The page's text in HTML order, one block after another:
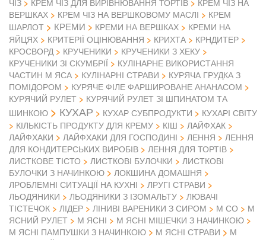
ЧІЗ
КРЕМ ЧІЗ ДЛЯ ВИРІВНЮВАННЯ ТОРТІВ
КРЕМ ЧІЗ НА
ВЕРШКАХ
КРЕМ ЧІЗ НА ВЕРШКОВОМУ МАСЛІ
КРЕМ
ШАРЛОТ
КРЕМИ КРЕМИ НА ВЕРШКАХ
КРЕМИ НА
ЯЙЦЯХ
КРИТЕРІЇ ОЦІНЮВАННЯ КРИХТА
КРНДИТЕР
КРОСВОРД
КРУЧЕНИКИ
КРУЧЕНИКИ З ХЕКУ
КРУЧЕНИКИ ЗІ СКУМБРІЇ
КУЛІНАРНЕ ВИКОРИСТАННЯ
ЧАСТИН М ЯСА
КУЛІНАРНІ СТРАВИ
КУРЯЧА ГРУДКА З
ПОМІДОРОМ
КУРЯЧЕ ФІЛЕ ФАРШИРОВАНЕ АНАНАСОМ
КУРЯЧИЙ РУЛЕТ
КУРЯЧИЙ РУЛЕТ ЗІ ШПИНАТОМ ТА
ШИНКОЮ
КУХАР КУХАР СУБПРОДУКТИ
КУХАРІ СВІТУ
КІЛЬКІСТЬ ПРОДУКТУ ДЛЯ КРЕМУ
КІШ
ЛАЙФХАК
ЛАЙФХАКИ
ЛАЙФХАКИ ДЛЯ ГОСПОДИНІ ЛЕННЯ
ЛЕННЯ
ДЛЯ КОНДИТЕРСЬКИХ ВИРОБІВ
ЛЕННЯ ДЛЯ ТОРТІВ
ЛИСТКОВЕ ТІСТО
ЛИСТКОВІ БУЛОЧКИ
ЛИСТКОВІ
БУЛОЧКИ З НАЧИНКОЮ
ЛОКШИНА ДОМАШНЯ
ЛРОБЛЕМНІ СИТУАЦІЇ НА КУХНІ
ЛРУГІ СТРАВИ
ЛЬОДЯНИКИ
ЛЬОДЯНИКИ З ІЗОМАЛЬТУ
ЛЮВАЧІ
ТІСТЕЧОК
ЛІДЕР ЛІНИВІ ВАРЕНИКИ З СИРОМ М СО
М
ЯСНИЙ РУЛЕТ
М ЯСНІ
М ЯСНІ МІШЕЧКИ З НАЧИНКОЮ
М ЯСНІ ПАМПУШКИ З НАЧИНКОЮ
М ЯСНІ СТРАВИ
М